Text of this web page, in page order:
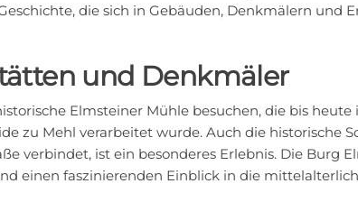
die sich in Gebäuden, Denkmälern und
und Denkmäler
Elmsteiner Mühle besuchen, die bis
zu Mehl verarbeitet wurde. Auch die historische
verbindet, ist ein besonderes Erlebnis. Die Burg
einen faszinierenden Einblick in die